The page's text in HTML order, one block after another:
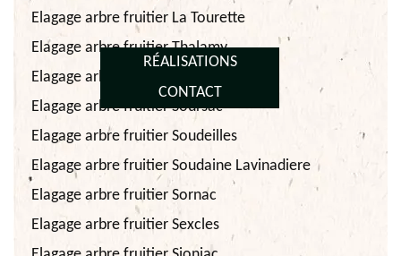
RÉALISATIONS
CONTACT
Elagage arbre fruitier La Tourette
Elagage arbre fruitier Thalamy
Elagage arbre fruitier Tarnac
Elagage arbre fruitier Soursac
Elagage arbre fruitier Soudeilles
Elagage arbre fruitier Soudaine Lavinadiere
Elagage arbre fruitier Sornac
Elagage arbre fruitier Sexcles